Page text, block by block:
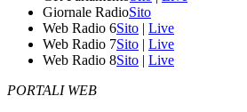
Giornale RadioSito
Web Radio 6Sito | Live
Web Radio 7Sito | Live
Web Radio 8Sito | Live
PORTALI WEB